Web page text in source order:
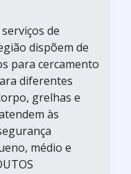
de
dispõem de
para cercamento
diferentes
grelhas e
às
médio e